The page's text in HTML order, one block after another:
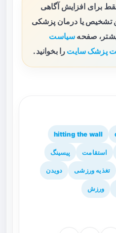
برای افزایش آگاهی
تشخیص یا درمان پزشکی
صفحه سیاست
پزشک سایت را بخوانید.
hitting the wall
استقامت پیسینگ
تغذیه ورزشی دویدن
ورزش